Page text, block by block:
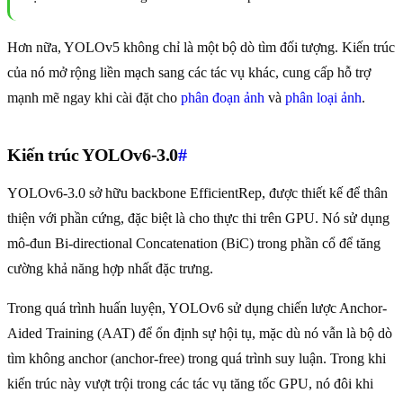
Hơn nữa, YOLOv5 không chỉ là một bộ dò tìm đối tượng. Kiến trúc
của nó mở rộng liền mạch sang các tác vụ khác, cung cấp hỗ trợ
mạnh mẽ ngay khi cài đặt cho phân đoạn ảnh và phân loại ảnh.
Kiến trúc YOLOv6-3.0#
YOLOv6-3.0 sở hữu backbone EfficientRep, được thiết kế để thân
thiện với phần cứng, đặc biệt là cho thực thi trên GPU. Nó sử dụng
mô-đun Bi-directional Concatenation (BiC) trong phần cổ để tăng
cường khả năng hợp nhất đặc trưng.
Trong quá trình huấn luyện, YOLOv6 sử dụng chiến lược Anchor-
Aided Training (AAT) để ổn định sự hội tụ, mặc dù nó vẫn là bộ dò
tìm không anchor (anchor-free) trong quá trình suy luận. Trong khi
kiến trúc này vượt trội trong các tác vụ tăng tốc GPU, nó đôi khi